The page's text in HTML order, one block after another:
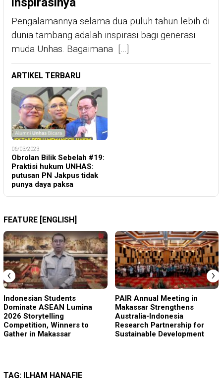
Pengalamannya selama dua puluh tahun lebih di
dunia tambang adalah inspirasi bagi generasi
muda Unhas. Bagaimana […]
ARTIKEL TERBARU
06/03/2023
Obrolan Bilik Sebelah #19:
Praktisi hukum UNHAS:
putusan PN Jakpus tidak
punya daya paksa
FEATURE [ENGLISH]
Indonesian Students
Dominate ASEAN Lumina
2026 Storytelling
Competition, Winners to
Gather in Makassar
PAIR Annual Meeting in
Makassar Strengthens
Australia-Indonesia
Research Partnership for
Sustainable Development
‹ ›
TAG: ILHAM HANAFIE